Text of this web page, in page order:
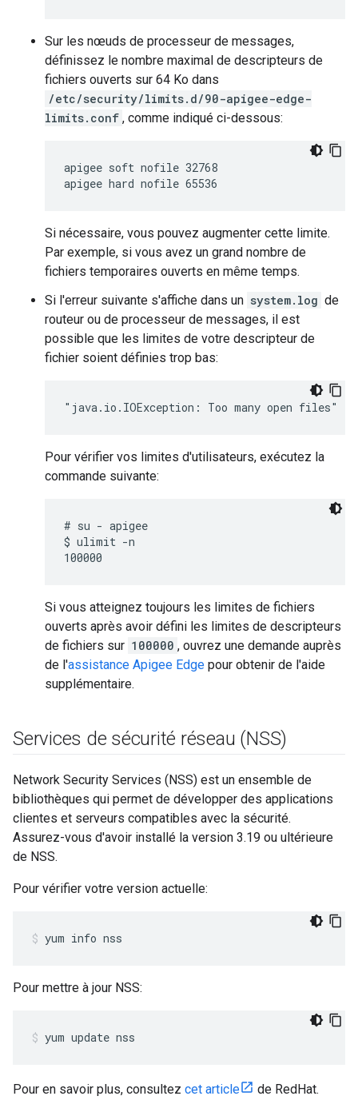
Sur les nœuds de processeur de messages,
définissez le nombre maximal de descripteurs de
fichiers ouverts sur 64 Ko dans
/etc/security/limits.d/90-apigee-edge-
limits.conf , comme indiqué ci-dessous:
apigee soft nofile 32768
apigee hard nofile 65536
Si nécessaire, vous pouvez augmenter cette limite.
Par exemple, si vous avez un grand nombre de
fichiers temporaires ouverts en même temps.
Si l'erreur suivante s'affiche dans un system.log de
routeur ou de processeur de messages, il est
possible que les limites de votre descripteur de
fichier soient définies trop bas:
"java.io.IOException: Too many open files"
Pour vérifier vos limites d'utilisateurs, exécutez la
commande suivante:
# su - apigee
$ ulimit -n
Si vous atteignez toujours les limites de fichiers
ouverts après avoir défini les limites de descripteurs
de fichiers sur 100000 , ouvrez une demande auprès
de l'assistance Apigee Edge pour obtenir de l'aide
supplémentaire.
Services de sécurité réseau (NSS)
Network Security Services (NSS) est un ensemble de
bibliothèques qui permet de développer des applications
clientes et serveurs compatibles avec la sécurité.
Assurez-vous d'avoir installé la version 3.19 ou ultérieure
de NSS.
Pour vérifier votre version actuelle:
yum info nss
Pour mettre à jour NSS:
yum update nss
Pour en savoir plus, consultez cet article de RedHat.